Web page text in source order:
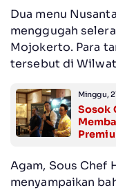
Dua menu
menggugah
Mojokerto. Para
tersebut di
Minggu,
Sosok
Agam, Sous
menyampaikan